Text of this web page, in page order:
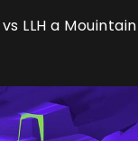
LLH a Mouintain